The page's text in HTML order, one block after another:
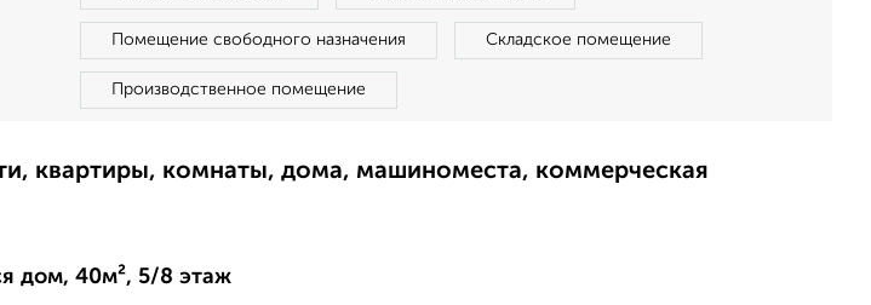
Помещение свободного назначения Складское помещение
Производственное помещение
квартиры, комнаты, дома, машиноместа, коммерческая
дом, 40м², 5/8 этаж